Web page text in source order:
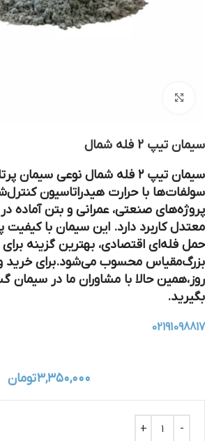
سیمان تیپ 2 فله شمال
سیمان تیپ ۲ فله شمال
نوعی سیمان
سولفات‌ها با حرارت هیدراتاسیون
پروژه‌های صنعتی، عمرانی و بتن آماده
معتدل کاربرد دارد. این سیمان با کیفیت
حمل فله‌ای اقتصادی، بهترین گزینه
بزرگ‌مقیاس محسوب می‌شود.برای خرید
روز،همین حالا با مشاوران ما در سیمان
بگیرید.
02191098817
۳,۳۵۰,۰۰۰تومان